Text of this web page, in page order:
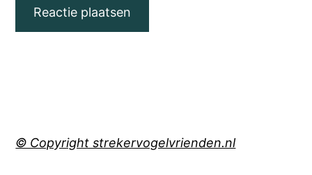
© Copyright strekervogelvrienden.nl